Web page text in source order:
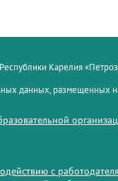
Карелия
данных, размещенных
с